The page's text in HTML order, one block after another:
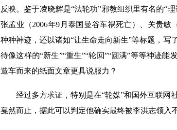
反映。鉴于凌晓辉是“法轮功”邪教组织里有名的“
张孟业（2006年9月泰国曼谷车祸死亡）、关贵敏
种种神迹，还以诸如“让生命走向新生”等标题，写
待像这样的“新生”“重生”“轮回”“圆满”等等神迹
造车而来的纸面文章更具说服力？
经过多方求证，特别是在“轮媒”和国外互联网
戛然而止，据此可以判定他确实最终被李洪志领入